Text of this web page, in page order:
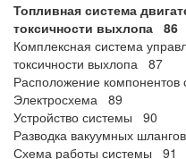
Топливная система
токсичности выхлопа 86
Комплексная система
токсичности выхлопа 87
Расположение
Электросхема 89
Устройство системы 90
Разводка вакуумных
Схема работы системы 91